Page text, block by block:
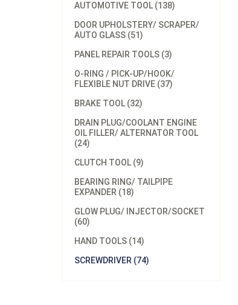
AUTOMOTIVE TOOL (138)
DOOR UPHOLSTERY/ SCRAPER/
AUTO GLASS (51)
PANEL REPAIR TOOLS (3)
O-RING / PICK-UP/HOOK/
FLEXIBLE NUT DRIVE (37)
BRAKE TOOL (32)
DRAIN PLUG/COOLANT ENGINE
OIL FILLER/ ALTERNATOR TOOL
(24)
CLUTCH TOOL (9)
BEARING RING/ TAILPIPE
EXPANDER (18)
GLOW PLUG/ INJECTOR/SOCKET
(60)
HAND TOOLS (14)
SCREWDRIVER (74)